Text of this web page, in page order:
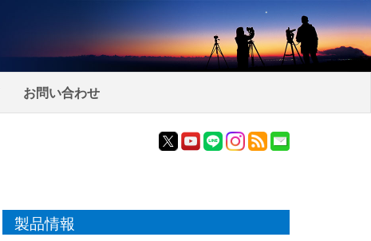
お問い合わせ
製品情報